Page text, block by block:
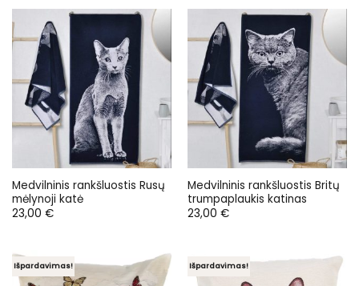
Medvilninis rankšluostis Rusų
mėlynoji katė
23,00 €
Medvilninis rankšluostis Britų
trumpaplaukis katinas
23,00 €
Išpardavimas! Išpardavimas!